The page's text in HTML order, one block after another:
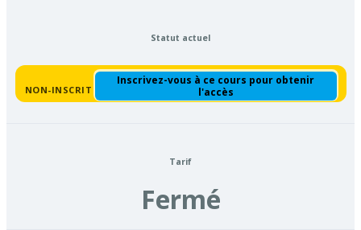
Statut actuel
NON-INSCRIT
Inscrivez-vous à ce cours pour obtenir
l'accès
Tarif
Fermé